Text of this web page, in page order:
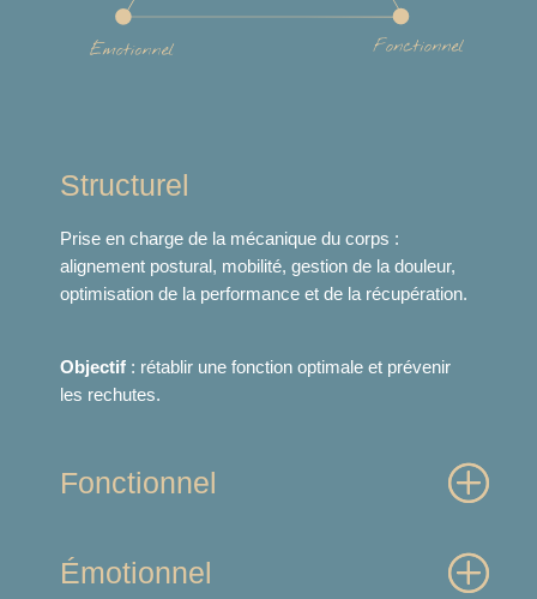
Structurel
Prise en charge de la mécanique du corps :
alignement postural, mobilité, gestion de la douleur,
optimisation de la performance et de la récupération.
Objectif : rétablir une fonction optimale et prévenir
les rechutes.
Fonctionnel
Émotionnel